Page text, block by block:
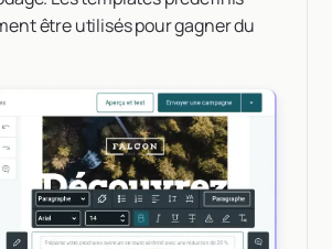
être utilisés pour gagner du